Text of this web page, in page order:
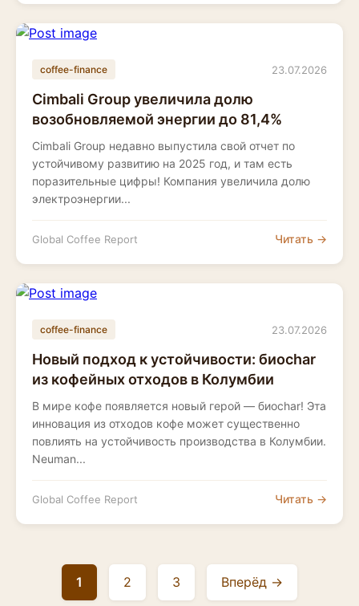
coffee-finance 23.07.2026
Cimbali Group увеличила долю
возобновляемой энергии до 81,4%
Cimbali Group недавно выпустила свой отчет по
устойчивому развитию на 2025 год, и там есть
поразительные цифры! Компания увеличила долю
электроэнергии...
Global Coffee Report Читать →
coffee-finance 23.07.2026
Новый подход к устойчивости: биоchar
из кофейных отходов в Колумбии
В мире кофе появляется новый герой — биоchar! Эта
инновация из отходов кофе может существенно
повлиять на устойчивость производства в Колумбии.
Neuman...
Global Coffee Report Читать →
1 2 3 Вперёд →